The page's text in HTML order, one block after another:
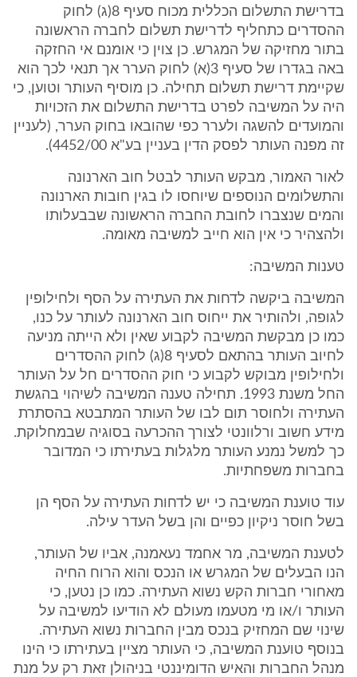
בדרישת התשלום הכללית מכוח סעיף 8(ג) לחוק
ההסדרים כתחליף לדרישת תשלום לחברה הראשונה
בתור מחזיקה של המגרש. כן צוין כי אומנם אי החזקה
באה בגדרו של סעיף 3(א) לחוק הערר אך תנאי לכך הוא
שקיימת דרישת תשלום תחילה. כן מוסיף העותר וטוען, כי
היה על המשיבה לפרט בדרישת התשלום את הזכויות
והמועדים להשגה ולערר כפי שהובאו בחוק הערר, (לעניין
זה מפנה העותר לפסק הדין בעניין בע"א 4452/00).
לאור האמור, מבקש העותר לבטל חוב הארנונה
והתשלומים הנוספים שיוחסו לו בגין חובות הארנונה
והמים שנצברו לחובת החברה הראשונה שבבעלותו
ולהצהיר כי אין הוא חייב למשיבה מאומה.
טענות המשיבה:
המשיבה ביקשה לדחות את העתירה על הסף ולחילופין
לגופה, ולהותיר את ייחוס חוב הארנונה לעותר על כנו,
כמו כן מבקשת המשיבה לקבוע שאין ולא הייתה מניעה
לחיוב העותר בהתאם לסעיף 8(ג) לחוק ההסדרים
ולחילופין מבוקש לקבוע כי חוק ההסדרים חל על העותר
החל משנת 1993. תחילה טענה המשיבה לשיהוי בהגשת
העתירה ולחוסר תום לבו של העותר המתבטא בהסתרת
מידע חשוב ורלוונטי לצורך ההכרעה בסוגיה שבמחלוקת.
כך למשל נמנע העותר מלגלות בעתירתו כי המדובר
בחברות משפחתיות.
עוד טוענת המשיבה כי יש לדחות העתירה על הסף הן
בשל חוסר ניקיון כפיים והן בשל העדר עילה.
לטענת המשיבה, מר אחמד נעאמנה, אביו של העותר,
הנו הבעלים של המגרש או הנכס והוא הרוח החיה
מאחורי חברות הקש נשוא העתירה. כמו כן נטען, כי
העותר ו/או מי מטעמו מעולם לא הודיעו למשיבה על
שינוי שם המחזיק בנכס מבין החברות נשוא העתירה.
בנוסף טוענת המשיבה, כי העותר מציין בעתירתו כי הינו
מנהל החברות והאיש הדומיננטי בניהולן זאת רק על מנת